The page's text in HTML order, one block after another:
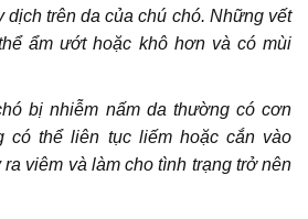
dịch trên da của chú chó. Những vết
ẩm ướt hoặc khô hơn và có mùi
bị nhiễm nấm da thường có cơn
có thể liên tục liếm hoặc cắn vào
viêm và làm cho tình trạng trở nên